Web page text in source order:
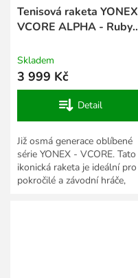
Tenisová raketa YONEX
VCORE ALPHA - Ruby
Skladem
3 999 Kč
Detail
Již osmá generace oblíbené
série YONEX - VCORE. Tato
ikonická raketa je ideální pro
pokročilé a závodní hráče,